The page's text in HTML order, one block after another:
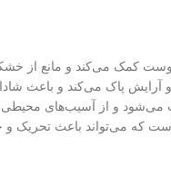
و آرایش پاک می‌کند و باعث
می‌شود و از آسیب‌های محیطی
است که می‌تواند باعث